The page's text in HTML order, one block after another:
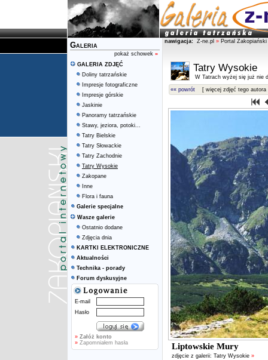
Galeria
pokaż schowek »
GALERIA ZDJĘĆ
Doliny tatrzańskie
Impresje fotograficzne
Impresje górskie
Jaskinie
Panoramy tatrzańskie
Stawy, jeziora, potoki...
Tatry Bielskie
Tatry Słowackie
Tatry Zachodnie
Tatry Wysokie
Zakopane
Inne
Flora i fauna
Galerie specjalne
Wasze galerie
Ostatnio dodane
Zdjęcia dnia
KARTKI ELEKTRONICZNE
Aktualności
Technika - porady
Forum dyskusyjne
E-mail
Hasło
» Załóż konto
» Zapomniałem hasła
nawigacja: Z-ne.pl » Portal Zakopiański
Tatry Wysokie
W Tatrach wyżej się już nie
«« powrót [ więcej zdjęć tego autora
Liptowskie Mury
zdjęcie z galerii: Tatry Wysokie »